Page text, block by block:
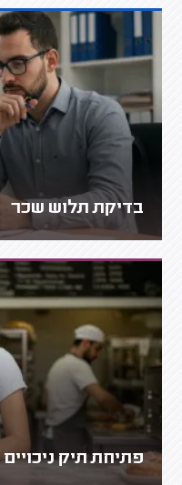
בדיקת תלוש שכר
פתיחת תיק